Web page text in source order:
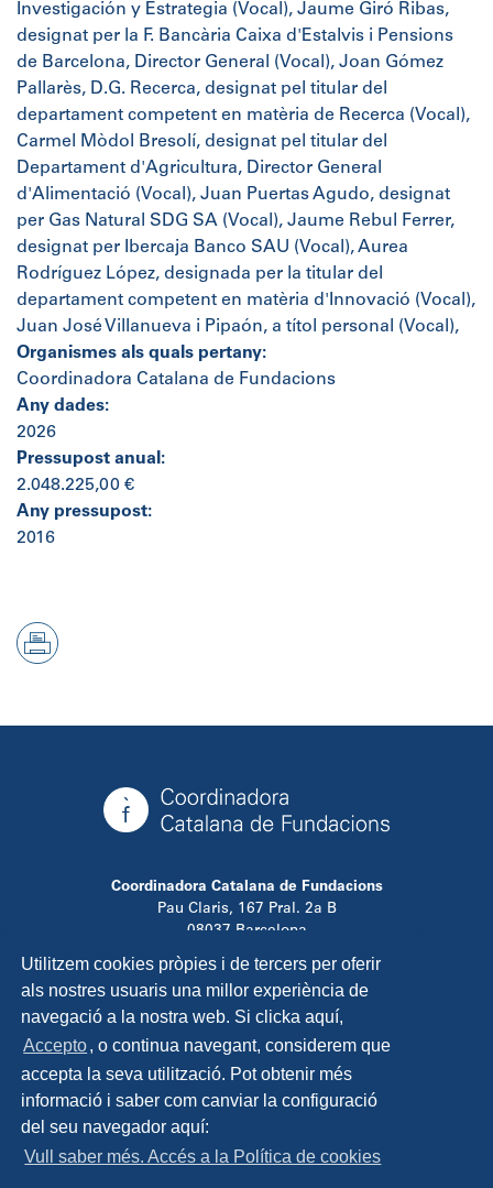
Utilitzem cookies pròpies i de tercers per oferir
als nostres usuaris una millor experiència de
navegació a la nostra web. Si clicka aquí,
Accepto, o continua navegant, considerem que
accepta la seva utilització. Pot obtenir més
informació i saber com canviar la configuració
del seu navegador aquí:
Vull saber més. Accés a la Política de cookies
Investigación y Estrategia (Vocal), Jaume Giró Ribas,
designat per la F. Bancària Caixa d'Estalvis i Pensions
de Barcelona, Director General (Vocal), Joan Gómez
Pallarès, D.G. Recerca, designat pel titular del
departament competent en matèria de Recerca (Vocal),
Carmel Mòdol Bresolí, designat pel titular del
Departament d'Agricultura, Director General
d'Alimentació (Vocal), Juan Puertas Agudo, designat
per Gas Natural SDG SA (Vocal), Jaume Rebul Ferrer,
designat per Ibercaja Banco SAU (Vocal), Aurea
Rodríguez López, designada per la titular del
departament competent en matèria d'Innovació (Vocal),
Juan José Villanueva i Pipaón, a títol personal (Vocal),
Organismes als quals pertany:
Coordinadora Catalana de Fundacions
Any dades:
2026
Pressupost anual:
2.048.225,00 €
Any pressupost:
2016
Coordinadora Catalana de Fundacions
Pau Claris, 167 Pral. 2a B
08037 Barcelona
T. 934 881 480
info@ccfundacions.cat
Contacta
Política de privadesa
Política de cookies